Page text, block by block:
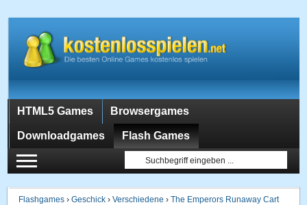
HTML5 Games Browsergames
Downloadgames Flash Games
Flashgames ›Geschick ›Verschiedene ›The Emperors Runaway Cart